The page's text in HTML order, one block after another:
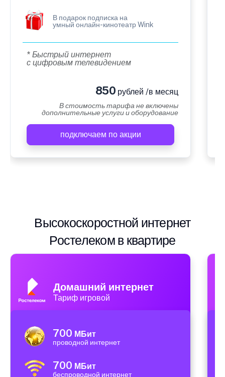
В подарок подписка на
умный онлайн-кинотеатр Wink
* Быстрый интернет
с цифровым телевидением
850 рублей /в месяц
В стоимость тарифа не включены
дополнительные услуги и оборудование
подключаем по акции
Высокоскоростной интернет
Ростелеком в квартире
Домашний интернет
Тариф игровой
700 МБит
проводной интернет
700 МБит
беспроводной интернет